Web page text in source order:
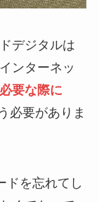
デジタルは
ンターネッ
要な際に
必要がありま
ドを忘れてし